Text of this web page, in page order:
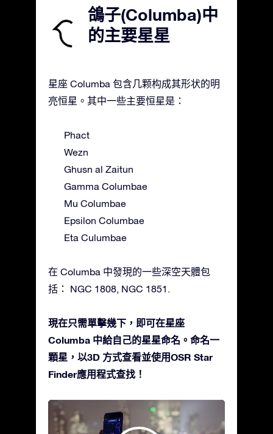
鴿子(Columba)中
的主要星星
星座 Columba 包含几颗构成其形状的明
亮恒星。其中一些主要恒星是：
Phact
Wezn
Ghusn al Zaitun
Gamma Columbae
Mu Columbae
Epsilon Columbae
Eta Culumbae
在 Columba 中發現的一些深空天體包
括： NGC 1808, NGC 1851.
現在只需單擊幾下，即可在星座
Columba 中給自己的星星命名。命名一
顆星，以3D 方式查看並使用OSR Star
Finder應用程式查找！